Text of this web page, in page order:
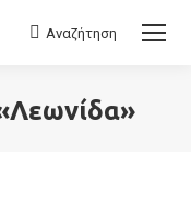
Search:
Αναζήτηση